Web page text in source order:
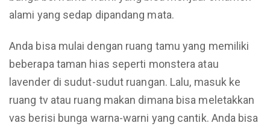
alami yang sedap dipandang mata.
Anda bisa mulai dengan ruang tamu yang memiliki
beberapa taman hias seperti monstera atau
lavender di sudut-sudut ruangan. Lalu, masuk ke
ruang tv atau ruang makan dimana bisa meletakkan
vas berisi bunga warna-warni yang cantik. Anda bisa